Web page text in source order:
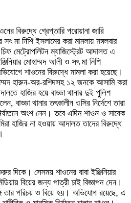
বিরুদ্ধে গ্রেপ্তারি পরোয়ানা জারি
মা নিশি ইসলামের করা মামলায় মঙ্গলবার
মেট্রোপলিটন ম্যাজিস্ট্রেট আদালত এ
মোহাম্মদ আলী ও সৎ মা নিশি
শাওনের বিরুদ্ধে মামলা করা হয়েছে।
হারুন-অর-রশিদসহ ১২ জনকে আসামি করা
হাজির হয়ে বাড্ডা থানার দুই পুলিশ
বাড্ডা থানার তৎকালীন ওসির নির্দেশে তারা
অংশ নেন। তবে এদিন শাওন ও সাবেক
হাজির না হওয়ায় আদালত তাদের বিরুদ্ধে
দিকে। সেসময় শাওনের বাবা ইঞ্জিনিয়ার
বিয়ের জন্য পাত্রী চাই বিজ্ঞাপন দেন।
তার পরিচয় ও বিয়ে হয়। অভিযোগ রয়েছে, এ